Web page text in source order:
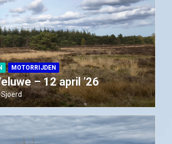
MOTORRIJDEN
– 12 april ’26
Sjoerd